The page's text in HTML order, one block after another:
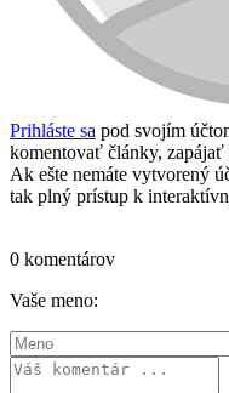
Prihláste sa pod svojím
komentovať články, zapájať
Ak ešte nemáte vytvorený
tak plný prístup k
0 komentárov
Vaše meno: